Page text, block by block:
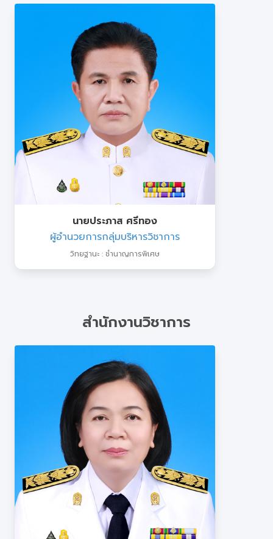
นายประภาส ศรีทอง
ผู้อำนวยการกลุ่มบริหารวิชาการ
วิทยฐานะ : ชำนาญการพิเศษ
สำนักงานวิชาการ